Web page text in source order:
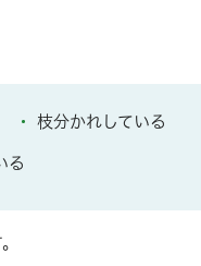
枝分かれしている
る